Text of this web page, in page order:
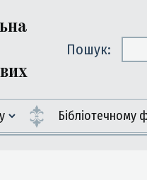
Пошук:
Бiблiотечному